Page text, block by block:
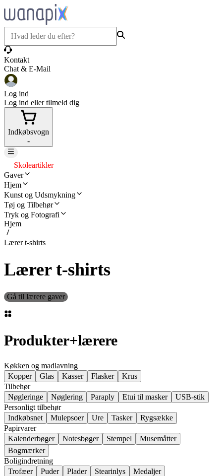
Kontakt
Chat & E-Mail
Log ind
Log ind eller tilmeld dig
Indkøbsvogn
-
Skoleartikler
Gaver
Hjem
Kunst og Udsmykning
Tøj og Tilbehør
Tryk og Fotografi
Hjem
Lærer t-shirts
Lærer t-shirts
Gå til lærere gaver
Produkter+lærere
Køkken og madlavning
Kopper
Glas Kasser Flasker
Krus
Tilbehør
Nøgleringe
Nøglering Paraply Etui til masker
USB-stik
Personligt tilbehør
Indkøbsnet
Mulepsoer Ure Tasker
Rygsække
Papirvarer
Kalenderbøger
Notesbøger Stempel
Musemåtter
Bogmærker
Boligindretning
Trofæer
Puder Plader Stearinlys
Medaljer